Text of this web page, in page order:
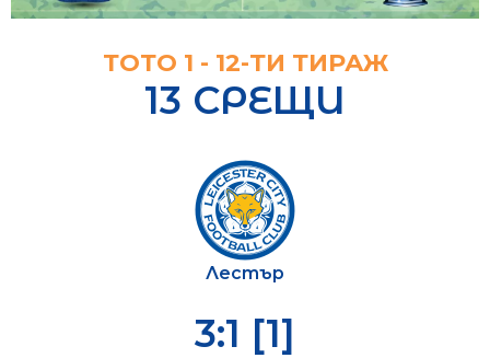
ТОТО 1 - 12-ТИ ТИРАЖ
13 СРЕЩИ
Лестър
3:1 [1]